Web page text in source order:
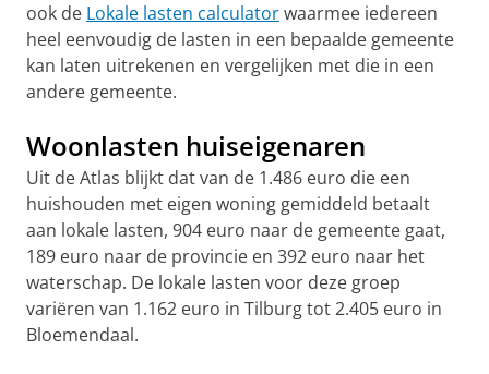
ook de Lokale lasten calculatorwaarmee iedereen
heel eenvoudig de lasten in een bepaalde gemeente
kan laten uitrekenen en vergelijken met die in een
andere gemeente.
Woonlasten huiseigenaren
Uit de Atlas blijkt dat van de 1.486 euro die een
huishouden met eigen woning gemiddeld betaalt
aan lokale lasten, 904 euro naar de gemeente gaat,
189 euro naar de provincie en 392 euro naar het
waterschap. De lokale lasten voor deze groep
variëren van 1.162 euro in Tilburg tot 2.405 euro in
Bloemendaal.